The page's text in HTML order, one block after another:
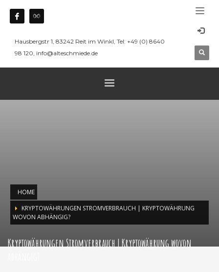
Hausbergstr 1, 83242 Reit im Winkl, Tel: +49 (0) 8640
98 120, info@alteschmiede.de
HOME
KRYPTOWÄHRUNGEN STROMVERBRAUCH | KRYPTOWÄHRUNG
WOVON ABHÄNGIG?
Kryptowährungen Stromverbrauch | Kryptowährung wovon